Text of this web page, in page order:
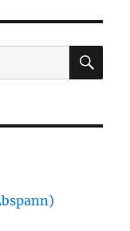
Schluß